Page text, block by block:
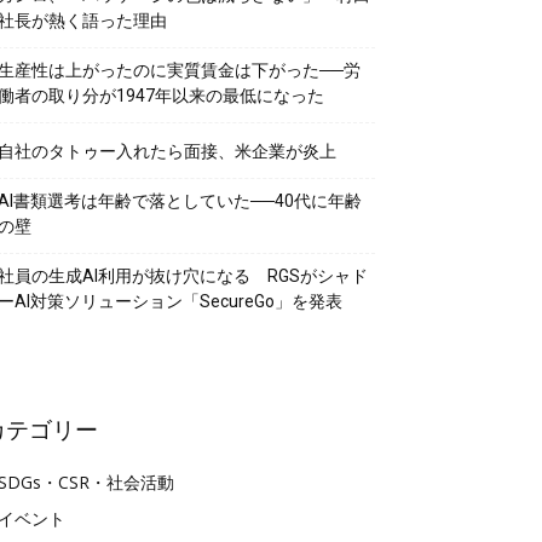
長が熱く語った理由
産性は上がったのに実質賃金は下がった──労
者の取り分が1947年以来の最低になった
社のタトゥー入れたら面接、米企業が炎上
書類選考は年齢で落としていた──40代に年齢
壁
員の生成AI利用が抜け穴になる RGSがシャド
AI対策ソリューション「SecureGo」を発表
テゴリー
・CSR・社会活動
ベント